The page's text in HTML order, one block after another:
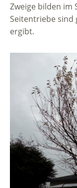
Zweige bilden im
Seitentriebe sind
ergibt.